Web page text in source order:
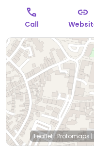
Call
Leaflet|Protomaps |